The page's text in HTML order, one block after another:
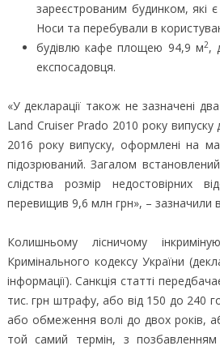
зареєстрованим будинком, які
Носи та перебували в
будівлю кафе площею 94,9 м2,
експосадовця.
«У декларації також не зазначені
Land Cruiser Prado 2010 року
2016 року випуску, оформлені на
підозрюваний. Загалом
слідства розмір недостовірних
перевищив 9,6 млн грн», – зазначили
Колишньому лісничому
Кримінального кодексу України
інформації). Санкція статті
тис. грн штрафу, або від 150 до 240
або обмеження волі до двох років,
той самий термін, з